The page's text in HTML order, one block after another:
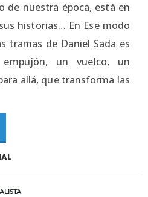
de nuestra época, está en
historias… En Ese modo
tramas de Daniel Sada es
un vuelco, un
allá, que transforma las